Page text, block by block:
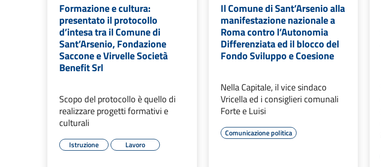
Formazione e cultura:
presentato il protocollo
d’intesa tra il Comune di
Sant’Arsenio, Fondazione
Saccone e Virvelle Società
Benefit Srl
Scopo del protocollo è quello di
realizzare progetti formativi e
culturali
Istruzione Lavoro
Il Comune di Sant’Arsenio alla
manifestazione nazionale a
Roma contro l’Autonomia
Differenziata ed il blocco del
Fondo Sviluppo e Coesione
Nella Capitale, il vice sindaco
Vricella ed i consiglieri comunali
Forte e Luisi
Comunicazione politica